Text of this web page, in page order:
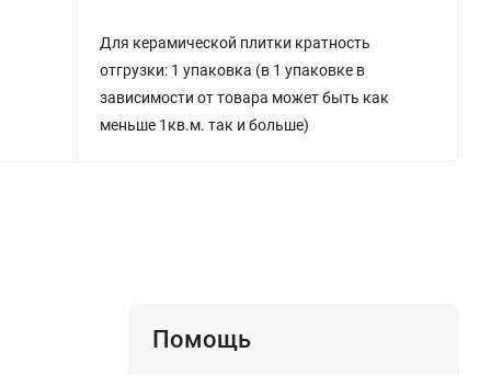
Для керамической плитки кратность
отгрузки: 1 упаковка (в 1 упаковке в
зависимости от товара может быть как
меньше 1кв.м. так и больше)
Помощь